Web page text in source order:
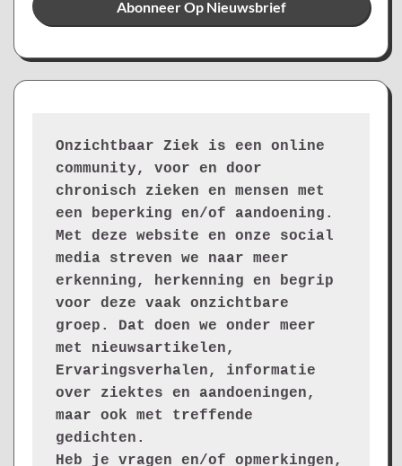
Onzichtbaar Ziek is een online
community, voor en door
chronisch zieken en mensen met
een beperking en/of aandoening.
Met deze website en onze social
media streven we naar meer
erkenning, herkenning en begrip
voor deze vaak onzichtbare
groep. Dat doen we onder meer
met nieuwsartikelen,
Ervaringsverhalen, informatie
over ziektes en aandoeningen,
maar ook met treffende
gedichten.
Heb je vragen en/of opmerkingen,